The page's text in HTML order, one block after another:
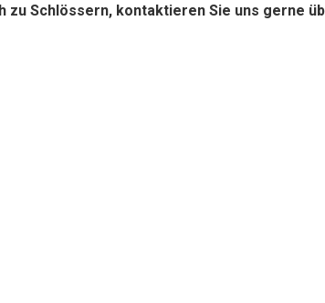
zu Schlössern, kontaktieren Sie uns gerne